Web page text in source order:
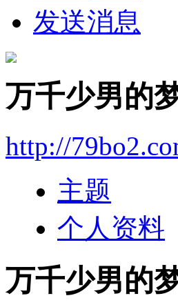
发送消息
万千少男的
http://
主题
个人资料
万千少男的